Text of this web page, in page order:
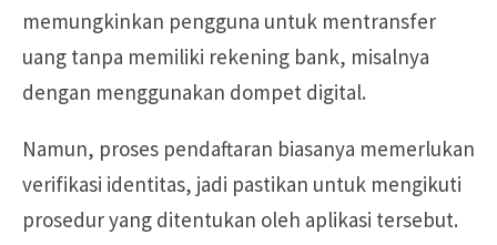
memungkinkan pengguna untuk mentransfer
uang tanpa memiliki rekening bank, misalnya
dengan menggunakan dompet digital.
Namun, proses pendaftaran biasanya memerlukan
verifikasi identitas, jadi pastikan untuk mengikuti
prosedur yang ditentukan oleh aplikasi tersebut.